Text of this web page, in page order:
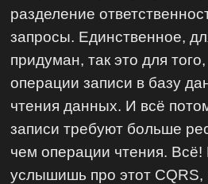
разделение
запросы. Единственное,
придуман, так это для
операции записи в базу
чтения данных. И всё
записи требуют больше
чем операции чтения. Всё!
услышишь про этот CQRS,